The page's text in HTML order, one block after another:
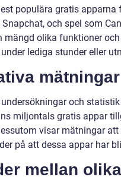
populära gratis
Snapchat, och spel som
mängd olika funktioner
lediga stunder eller
och
miljontals gratis appar
visar mätningar
på att dessa appar har
mellan